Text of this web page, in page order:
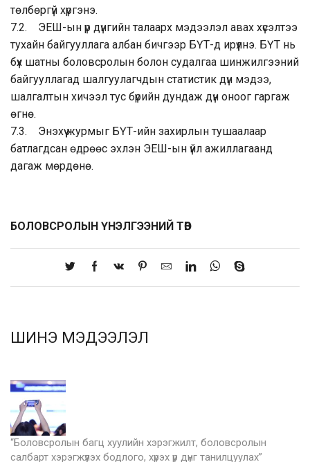
төлбөргүй хүргэнэ.
7.2. ЭЕШ-ын үр дүнгийн талаарх мэдээлэл авах хүсэлтээ
тухайн байгууллага албан бичгээр БҮТ-д ирүүлнэ. БҮТ нь
бүх шатны боловсролын болон судалгаа шинжилгээний
байгууллагад шалгуулагчдын статистик дүн мэдээ,
шалгалтын хичээл тус бүрийн дундаж дүн оноог гаргаж
өгнө.
7.3. Энэхүү журмыг БҮТ-ийн захирлын тушаалаар
батлагдсан өдрөөс эхлэн ЭЕШ-ын үйл ажиллагаанд
дагаж мөрдөнө.
БОЛОВСРОЛЫН ҮНЭЛГЭЭНИЙ ТӨВ
ШИНЭ МЭДЭЭЛЭЛ
“Боловсролын багц хуулийн хэрэгжилт, боловсролын
салбарт хэрэгжүүлэх бодлого, хүрэх үр дүнг танилцуулах”